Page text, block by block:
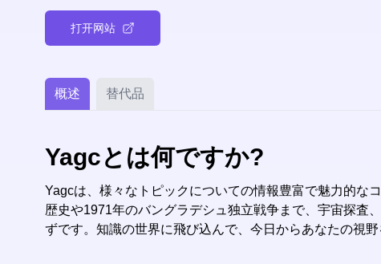
打开网站
概述 替代品
Yagcとは何ですか?
Yagcは、様々なトピックについての情報豊富で魅力的な
歴史や1971年のバングラデシュ独立戦争まで、宇宙探査
ずです。知識の世界に飛び込んで、今日からあなたの視野